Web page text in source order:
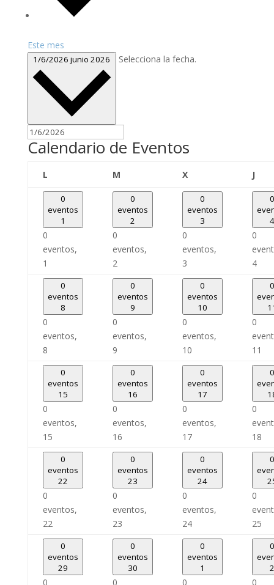
Este mes
1/6/2026junio 2026 Selecciona la fecha.
Calendario de Eventos
L Mmartes Xmiércoles J
0
eventos
1
0
eventos,
1
0
eventos
2
0
eventos,
2
0
eventos
3
0
eventos,
3
0
4
0
4
0
eventos
8
0
eventos,
8
0
eventos
9
0
eventos,
9
0
eventos
10
0
eventos,
10
0
0
11
0
eventos
15
0
eventos,
15
0
eventos
16
0
eventos,
16
0
eventos
17
0
eventos,
17
0
0
18
0
eventos
22
0
eventos,
22
0
eventos
23
0
eventos,
23
0
eventos
24
0
eventos,
24
0
0
25
0
eventos
29
0
0
eventos
30
0
0
eventos
1
0
0
2
0